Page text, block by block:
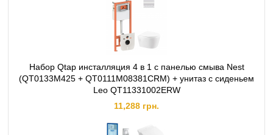
Набор Qtap инсталляция 4 в 1 с панелью смыва Nest
(QT0133M425 + QT0111M08381CRM) + унитаз с сиденьем
Leo QT11331002ERW
11,288 грн.